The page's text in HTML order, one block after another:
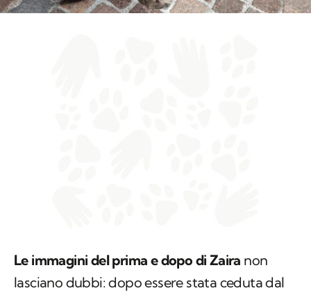
Le immagini del prima e dopo di Zaira non
lasciano dubbi: dopo essere stata ceduta dal